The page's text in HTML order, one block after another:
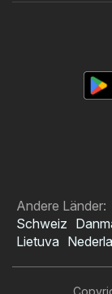
Andere Länder:
Schweiz
Lietuva